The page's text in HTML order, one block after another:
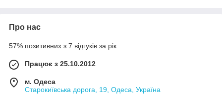
Про нас
57% позитивних з 7 відгуків за рік
Працює з 25.10.2012
м. Одеса
Старокиївська дорога, 19, Одеса, Україна